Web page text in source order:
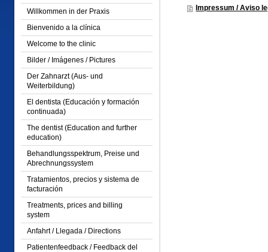
Willkommen in der Praxis
Bienvenido a la clínica
Welcome to the clinic
Bilder / Imágenes / Pictures
Der Zahnarzt (Aus- und
Weiterbildung)
El dentista (Educación y formación
continuada)
The dentist (Education and further
education)
Behandlungsspektrum, Preise und
Abrechnungssystem
Tratamientos, precios y sistema de
facturación
Treatments, prices and billing
system
Anfahrt / Llegada / Directions
Patientenfeedback / Feedback del
Impressum / Aviso